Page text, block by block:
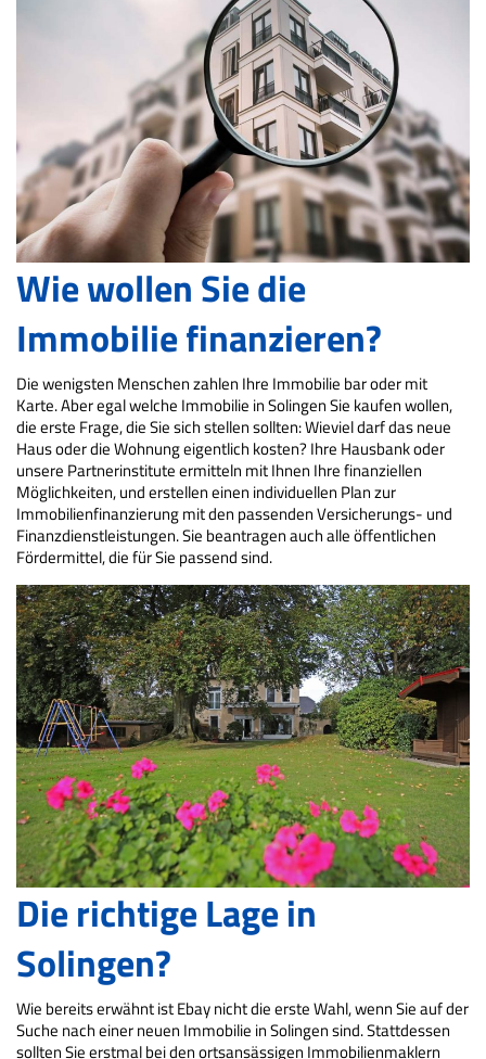
Wie wollen Sie die
Immobilie finanzieren?
Die wenigsten Menschen zahlen Ihre Immobilie bar oder mit
Karte. Aber egal welche Immobilie in Solingen Sie kaufen wollen,
die erste Frage, die Sie sich stellen sollten: Wieviel darf das neue
Haus oder die Wohnung eigentlich kosten? Ihre Hausbank oder
unsere Partnerinstitute ermitteln mit Ihnen Ihre finanziellen
Möglichkeiten, und erstellen einen individuellen Plan zur
Immobilienfinanzierung mit den passenden Versicherungs- und
Finanzdienstleistungen. Sie beantragen auch alle öffentlichen
Fördermittel, die für Sie passend sind.
Die richtige Lage in
Solingen?
Wie bereits erwähnt ist Ebay nicht die erste Wahl, wenn Sie auf der
Suche nach einer neuen Immobilie in Solingen sind. Stattdessen
sollten Sie erstmal bei den ortsansässigen Immobilienmaklern